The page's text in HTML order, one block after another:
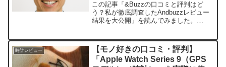
この記事「&Buzzの口コミと評判はど
う？私が徹底調査したAndbuzzレビュー
結果を大公開」を読んでみました。
が、インフルエンサーのマッチングサー
ビスにお...
時計レビュー
【モノ好きの口コミ・評判】
「Apple Watch Series 9（GPS